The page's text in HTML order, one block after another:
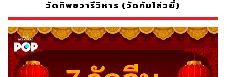
วัดทิพยวารีวิหาร (วัดกัมโล่วยี่)